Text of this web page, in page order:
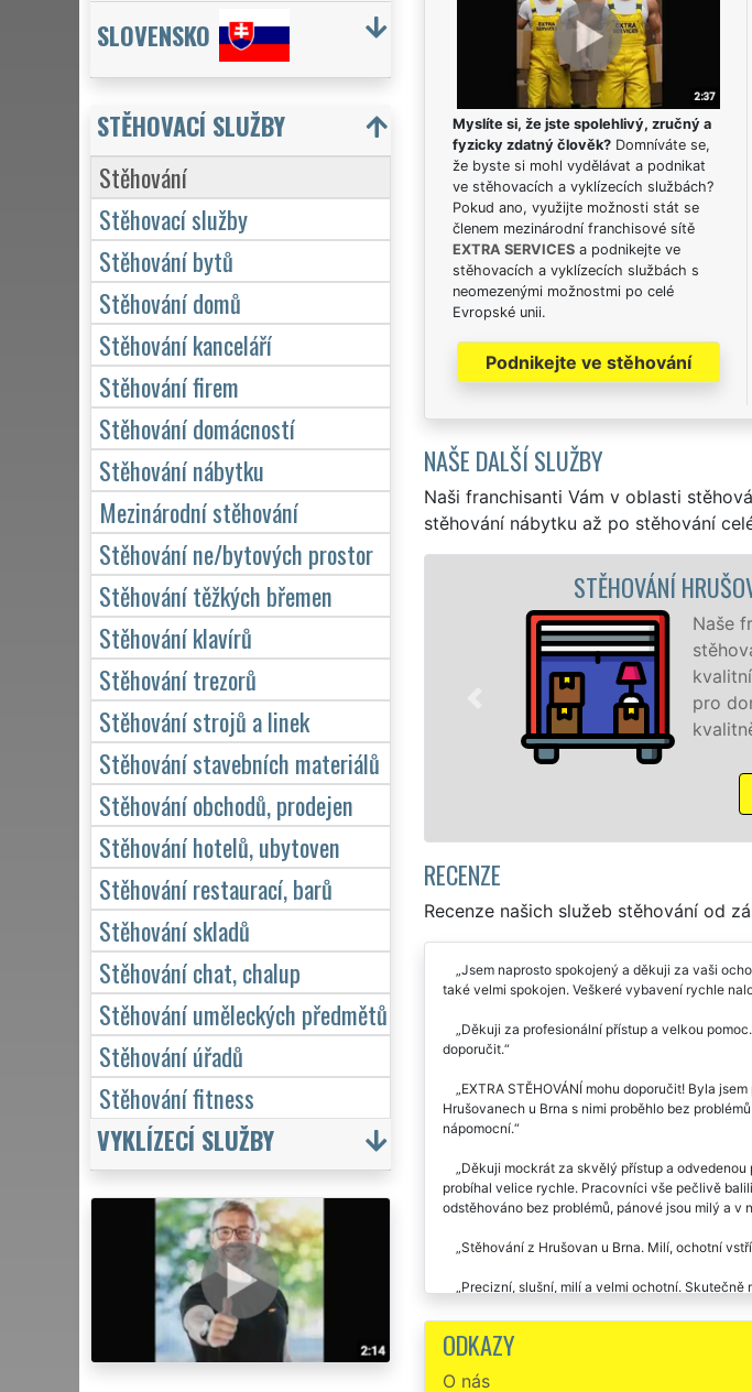
Myslíte si, že jste spolehlivý, zručný a
fyzicky zdatný člověk?Domníváte se,
že byste si mohl vydělávat a podnikat
ve stěhovacích a vyklízecích službách?
Pokud ano, využijte možnosti stát se
členem mezinárodní franchisové sítě
EXTRA SERVICESa podnikejte ve
stěhovacích a vyklízecích službách s
neomezenými možnostmi po celé
Evropské unii.
Podnikejte ve stěhování
NAŠE DALŠÍ SLUŽBY
Naši franchisanti Vám v oblasti
stěhování nábytku až po stěhování
STĚHOVÁNÍ HRUŠOVANY U BRNA - STĚHOVACÍ PRÁCE HRUŠOVANY
Naše franchisová síť EXTRA STĚHOVÁNÍ vám zajišťuje
stěhovací servis v Hrušovanech u Brna. Poskytujeme
kvalitní služby stěhování NON-STOP 24 hodin denně, 7
pro domácnosti, tak pro obchodní společnosti, a to levně
kvalitně odvedené práce.
Mám zájem o stěhování v Hrušovanech u Brna
RECENZE
Recenze našich služeb stěhování od
Jsem naprosto spokojený a děkuji za vaši
také velmi spokojen. Veškeré vybavení rychle
Děkuji za profesionální přístup a velkou
doporučit.
EXTRA STĚHOVÁNÍ mohu doporučit! Byla
Hrušovanech u Brna s nimi proběhlo bez
nápomocní.
Děkuji mockrát za skvělý přístup a
probíhal velice rychle. Pracovníci vše pečlivě
odstěhováno bez problémů, pánové jsou milý a v
Stěhování z Hrušovan u Brna. Milí, ochotní
Precizní, slušní, milí a velmi ochotní.
Stěhování Hrušovany u Brna-Praha.
Stěhování Hrušovany u Brna -Prešov. Velká
ODKAZY
O nás
SLOVENSKO
STĚHOVACÍ SLUŽBY
Stěhování
Stěhovací služby
Stěhování bytů
Stěhování domů
Stěhování kanceláří
Stěhování firem
Stěhování domácností
Stěhování nábytku
Mezinárodní stěhování
Stěhování ne/bytových prostor
Stěhování těžkých břemen
Stěhování klavírů
Stěhování trezorů
Stěhování strojů a linek
Stěhování stavebních materiálů
Stěhování obchodů, prodejen
Stěhování hotelů, ubytoven
Stěhování restaurací, barů
Stěhování skladů
Stěhování chat, chalup
Stěhování uměleckých předmětů
Stěhování úřadů
Stěhování fitness
VYKLÍZECÍ SLUŽBY